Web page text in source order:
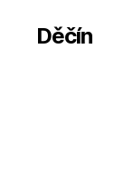
Děčín